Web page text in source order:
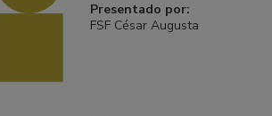
Presentado por:
FSF César Augusta